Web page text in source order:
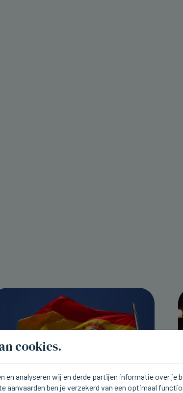
cookies.
en analyseren wij en derde partijen informatie over je
aanvaarden ben je verzekerd van een optimaal